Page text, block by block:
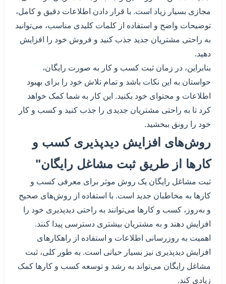
مجازی بسیار زیاد است. با قرار دادن اطلاعات دقیق و کامل،
توضیحات واضح و استفاده از کلمات کلیدی مناسب، می‌توانید
به راحتی مشتریان جدید جذب کنید و فروش خود را افزایش
دهید.
بنابراین، در زمان ثبت کسب و کار به صورت رایگان،
حواستان به این نکات باشد و تمام تلاش خود را برای بهبود
اطلاعات و محتوای خود بکنید. این کار به شما کمک خواهد
کرد تا به راحتی مشتریان جدیدی را جذب کنید و کسب و کار
خود را رونق ببخشید.
روش‌های افزایش دید‌پذیری کسب و
کارها از طریق ثبت مشاغل رایگان"
ثبت مشاغل رایگان یک روش موثر برای معرفی کسب و
کارها به مخاطبان جدید است. با استفاده از روش‌های صحیح
و به‌روز، کسب و کارها می‌توانند به راحتی دید‌پذیری خود را
افزایش دهند و به مشتریان بیشتری دسترسی پیدا کنند.
اهمیت به روزرسانی اطلاعات و استفاده از راهکارهای
افزایش دید‌پذیری نیز بسیار حیاتی است. به طور کلی، ثبت
مشاغل رایگان می‌تواند به رشد و توسعه کسب و کارها کمک
زیادی کند.